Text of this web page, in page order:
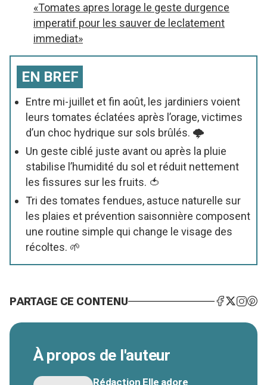
«Tomates apres lorage le geste durgence
imperatif pour les sauver de leclatement
immediat»
EN BREF
Entre mi-juillet et fin août, les jardiniers voient
leurs tomates éclatées après l’orage, victimes
d’un choc hydrique sur sols brûlés. 🌩️
Un geste ciblé juste avant ou après la pluie
stabilise l’humidité du sol et réduit nettement
les fissures sur les fruits. 🍅
Tri des tomates fendues, astuce naturelle sur
les plaies et prévention saisonnière composent
une routine simple qui change le visage des
récoltes. 🌱
PARTAGE CE CONTENU
À propos de l'auteur
Rédaction Elle adore